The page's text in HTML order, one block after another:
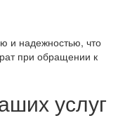
и надежностью, что
при обращении к
услуг